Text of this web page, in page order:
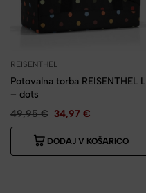
REISENTHEL
Potovalna torba REISENTHEL L
– dots
49,95€ 34,97 €
DODAJ V KOŠARICO